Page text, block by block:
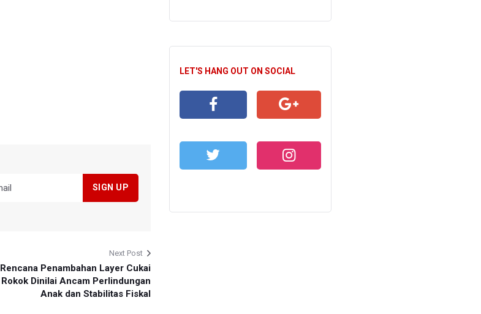
Next Post
Rencana Penambahan Layer Cukai
Rokok Dinilai Ancam Perlindungan
Anak dan Stabilitas Fiskal
LET'S HANG OUT ON SOCIAL